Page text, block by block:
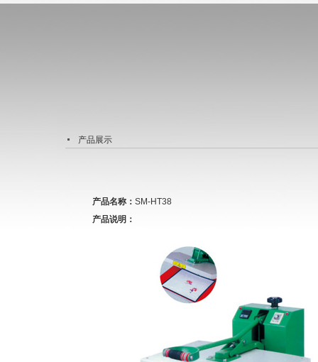
产品展示
产品名称： SM-HT38
产品说明：